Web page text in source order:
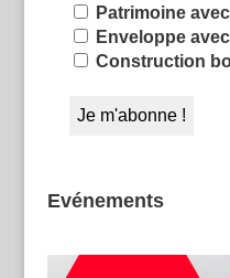
Patrimoine
Enveloppe
Construction
Evénements